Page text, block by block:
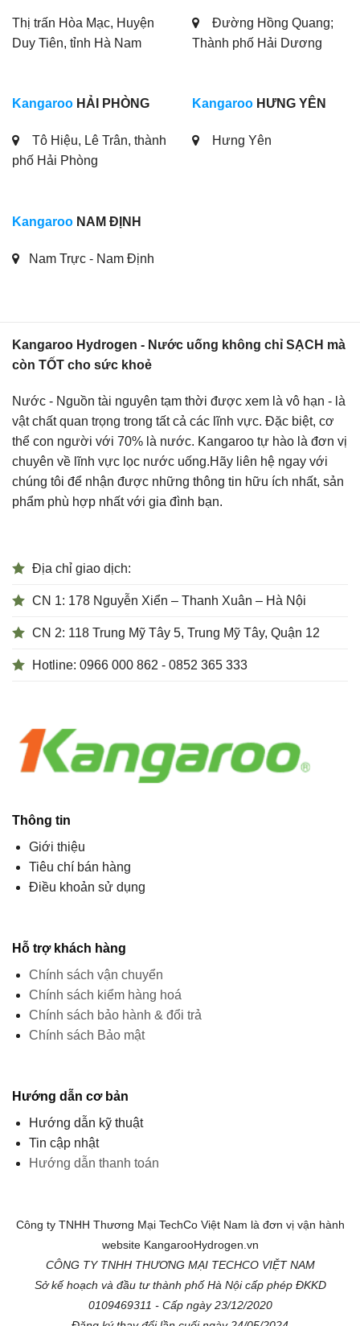
Thị trấn Hòa Mạc, Huyện
Duy Tiên, tỉnh Hà Nam
Đường Hồng Quang;
Thành phố Hải Dương
Kangaroo HẢI PHÒNG
Tô Hiệu, Lê Trân, thành
phố Hải Phòng
Kangaroo HƯNG YÊN
Hưng Yên
Kangaroo NAM ĐỊNH
Nam Trực - Nam Định
Kangaroo Hydrogen - Nước uống không chỉ SẠCH mà
còn TỐT cho sức khoẻ
Nước - Nguồn tài nguyên tạm thời được xem là vô hạn - là
vật chất quan trọng trong tất cả các lĩnh vực. Đặc biệt, cơ
thể con người với 70% là nước. Kangaroo tự hào là đơn vị
chuyên về lĩnh vực lọc nước uống.Hãy liên hệ ngay với
chúng tôi để nhận được những thông tin hữu ích nhất, sản
phẩm phù hợp nhất với gia đình bạn.
Địa chỉ giao dịch:
CN 1: 178 Nguyễn Xiển – Thanh Xuân – Hà Nội
CN 2: 118 Trung Mỹ Tây 5, Trung Mỹ Tây, Quận 12
Hotline: 0966 000 862 - 0852 365 333
Thông tin
Giới thiệu
Tiêu chí bán hàng
Điều khoản sử dụng
Hỗ trợ khách hàng
Chính sách vận chuyển
Chính sách kiểm hàng hoá
Chính sách bảo hành & đổi trả
Chính sách Bảo mật
Hướng dẫn cơ bản
Hướng dẫn kỹ thuật
Tin cập nhật
Hướng dẫn thanh toán
Công ty TNHH Thương Mại TechCo Việt Nam là đơn vị vận hành
website KangarooHydrogen.vn
CÔNG TY TNHH THƯƠNG MẠI TECHCO VIỆT NAM
Sở kế hoạch và đầu tư thành phố Hà Nội cấp phép ĐKKD
0109469311 - Cấp ngày 23/12/2020